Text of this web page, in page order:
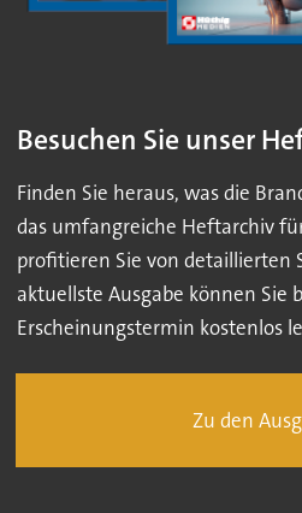
Besuchen Sie unser
Finden Sie heraus, was die
das umfangreiche Heftarchiv
profitieren Sie von detaillierten
aktuellste Ausgabe können Sie
Erscheinungstermin kostenlos
Zu den